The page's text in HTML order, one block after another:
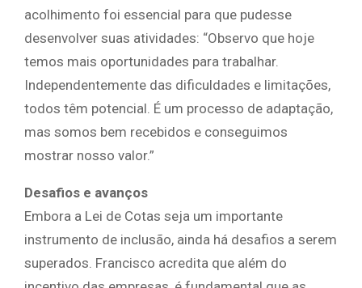
acolhimento foi essencial para que pudesse
desenvolver suas atividades: “Observo que hoje
temos mais oportunidades para trabalhar.
Independentemente das dificuldades e limitações,
todos têm potencial. É um processo de adaptação,
mas somos bem recebidos e conseguimos
mostrar nosso valor.”
Desafios e avanços
Embora a Lei de Cotas seja um importante
instrumento de inclusão, ainda há desafios a serem
superados. Francisco acredita que além do